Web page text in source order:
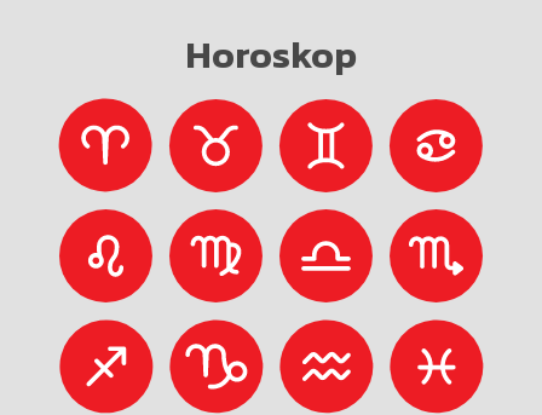
Horoskop